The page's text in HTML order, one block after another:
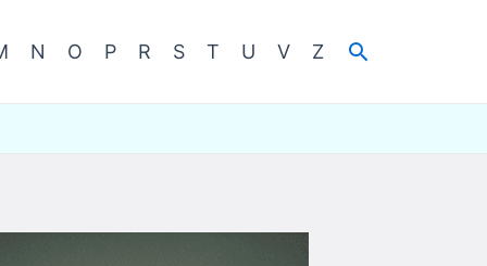
N O P R S T U V Z Cerca